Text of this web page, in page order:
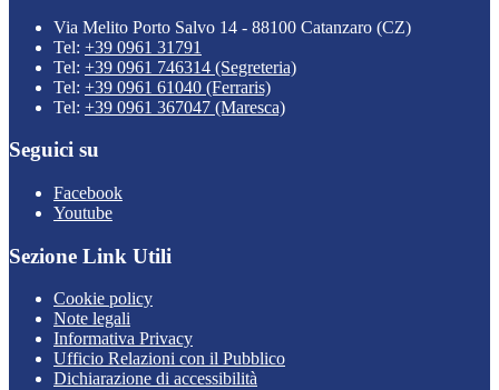
Via Melito Porto Salvo 14 - 88100 Catanzaro (CZ)
Tel: +39 0961 31791
Tel: +39 0961 746314 (Segreteria)
Tel: +39 0961 61040 (Ferraris)
Tel: +39 0961 367047 (Maresca)
Seguici su
Facebook
Youtube
Sezione Link Utili
Cookie policy
Note legali
Informativa Privacy
Ufficio Relazioni con il Pubblico
Dichiarazione di accessibilità